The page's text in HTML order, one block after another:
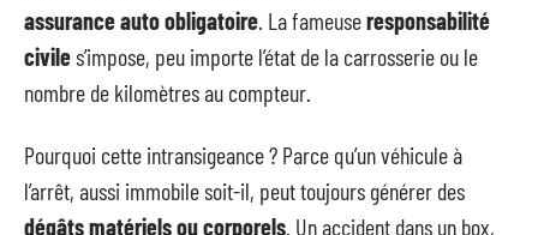
assurance auto obligatoire . La fameuseresponsabilité
civiles’impose, peu importe l’état de la carrosserie ou le
nombre de kilomètres au compteur.
Pourquoi cette intransigeance ? Parce qu’un véhicule à
l’arrêt, aussi immobile soit-il, peut toujours générer des
dégâts matériels ou corporels. Un accident dans un box,